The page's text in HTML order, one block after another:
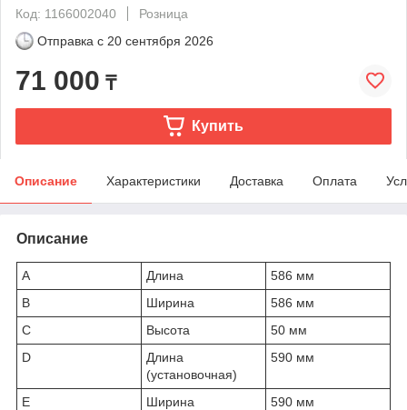
Код: 1166002040
Розница
Отправка с 20 сентября 2026
71 000 ₸
Купить
Описание Характеристики Доставка Оплата
Описание
A Длина
586 мм
B
Ширина
586 мм
C
Высота
50 мм
D
Длина
(установочная)
590 мм
E
Ширина
590 мм